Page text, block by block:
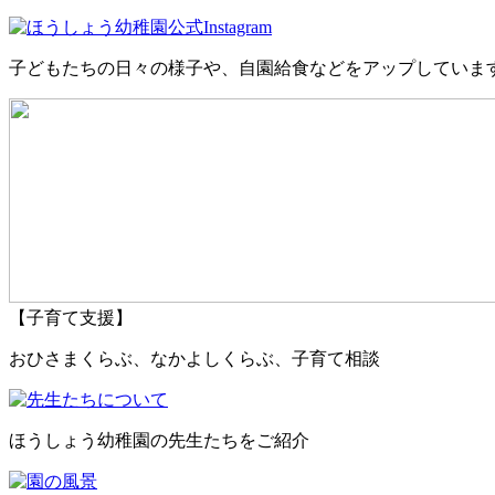
子どもたちの日々の様子や、自園給食などをアップしていま
【子育て支援】
おひさまくらぶ、なかよしくらぶ、子育て相談
ほうしょう幼稚園の先生たちをご紹介